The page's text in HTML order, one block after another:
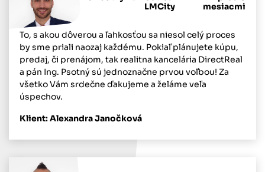
LMCity
mesiacmi
To, s akou dôverou a ľahkosťou sa niesol celý proces
by sme priali naozaj každému. Pokiaľ plánujete kúpu,
predaj, či prenájom, tak realitna kancelária DirectReal
a pán Ing. Psotný sú jednoznačne prvou voľbou! Za
všetko Vám srdečne ďakujeme a želáme veľa
úspechov.
Klient: Alexandra Janočková